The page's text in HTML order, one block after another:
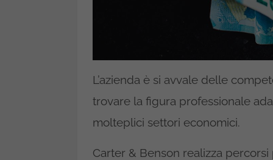
L’azienda è si avvale delle
trovare la figura professionale
molteplici settori economici.
Carter & Benson realizza